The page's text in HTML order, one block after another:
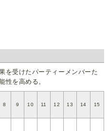
を受けたパーティーメンバーた
性を高める。
8 9 10 11 12 13 14 15